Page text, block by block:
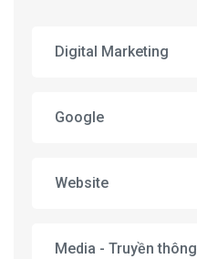
Digital Marketing
Google
Website
Media - Truyền thông